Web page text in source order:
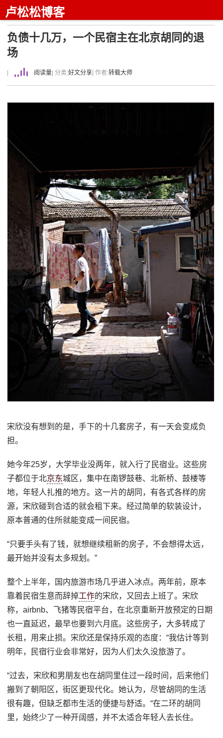
卢松松博客
负债十几万，一个民宿主在北京胡同的退
场
阅读量 | 分类:好文分享 | 作者:转载大师
宋欣没有想到的是，手下的十几套房子，有一天会变成负
担。
她今年25岁，大学毕业没两年，就入行了民宿业。这些房
子都位于北京东城区，集中在南锣鼓巷、北新桥、鼓楼等
地，年轻人扎推的地方。这一片的胡同，有各式各样的房
源，宋欣碰到合适的就会租下来。经过简单的软装设计，
原本普通的住所就能变成一间民宿。
“只要手头有了钱，就想继续租新的房子，不会想得太远，
最开始并没有太多规划。”
整个上半年，国内旅游市场几乎进入冰点。两年前，原本
靠着民宿生意而辞掉工作的宋欣，又回去上班了。宋欣
称，airbnb、飞猪等民宿平台，在北京重新开放预定的日期
也一直延迟，最早也要到六月底。这些房子，大多转成了
长租，用来止损。宋欣还是保持乐观的态度：“我估计等到
明年，民宿行业会非常好，因为人们太久没旅游了。
“过去，宋欣和男朋友也在胡同里住过一段时间，后来他们
搬到了朝阳区，街区更现代化。她认为，尽管胡同的生活
很有趣，但缺乏都市生活的便捷与舒适。“在二环的胡同
里，始终少了一种开阔感，并不太适合年轻人去长住。